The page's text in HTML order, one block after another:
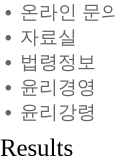
온라인 문의
자료실
법령정보
윤리경영
윤리강령
Results